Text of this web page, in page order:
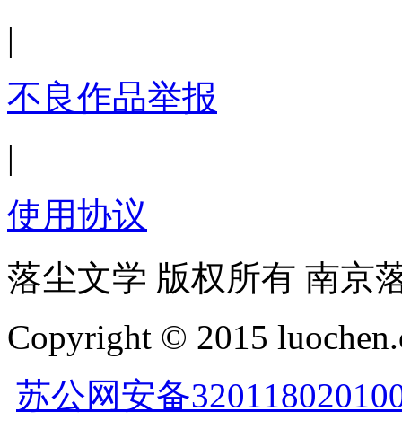
|
不良作品举报
|
使用协议
落尘文学 版权所有 南京
Copyright © 2015
苏公网安备